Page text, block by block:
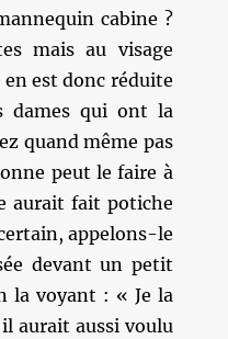
cabine ?
mais au visage
est donc réduite
dames qui ont la
quand même pas
peut le faire à
aurait fait potiche
appelons-le
devant un petit
la voyant : « Je la
aurait aussi voulu